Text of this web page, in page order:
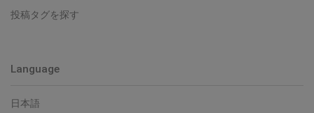
投稿タグを探す
Language
日本語